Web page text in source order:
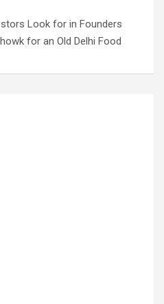
Look for in Founders
for an Old Delhi Food